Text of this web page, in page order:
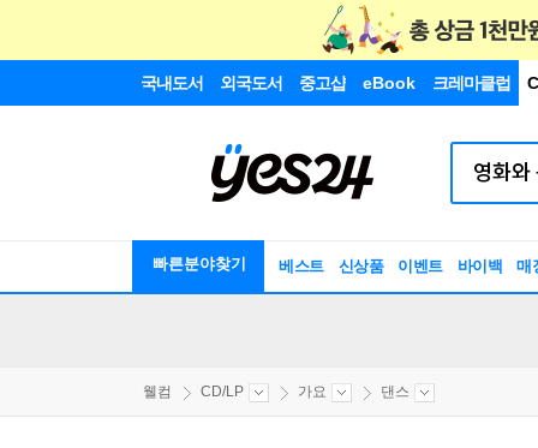
국내도서 외국도서 중고샵 eBook 크레마클럽
빠른분야찾기 베스트 신상품 이벤트 바이백 매
웰컴 CD/LP 가요 댄스